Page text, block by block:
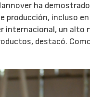
ha
producción, incluso en
internacional, un alto
destacó.